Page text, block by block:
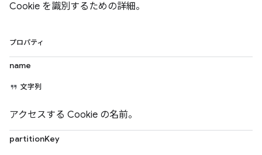
Cookie を識別するための詳細。
プロパティ
name
文字列
アクセスする Cookie の名前。
partitionKey